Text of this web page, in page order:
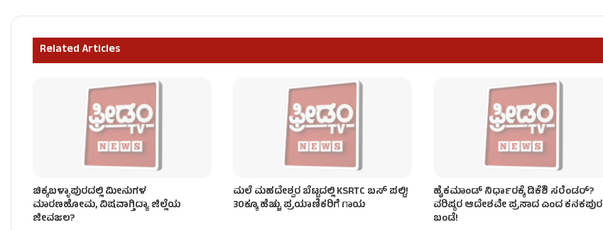
ಕಾಂಗ್ರೆಸ್‌ನಲ್ಲಿ ತ್ರಿಮೂರ್ತಿಗಳ ರಹಸ್ಯ ಸಮಾಲೋಚನೆ, ಬಿ.ಕೆ. ಹರಿಪ್ರಸಾದ್ ದಿಢೀರ್ ಆ್ಯಕ್ಟಿವ್!
ಸಿದ್ದು ಬಣದ ಸೀಕ್ರೆಟ್ ಸ್ಟ್ರಾಟರ್ಜಿ, ಕುರ್ಚಿ ಉಳಿಸಿಕೊಳ್ಳಲು ರಹಸ್ಯ ಕಾರ್ಯತಂತ್ರ!
Related Articles
ಚಿಕ್ಕಬಳ್ಳಾಪುರದಲ್ಲಿ ಮೀನುಗಳ
ಮಾರಣಹೋಮ, ವಿಷವಾಗ್ತಿದ್ಯಾ ಜಿಲ್ಲೆಯ
ಜೀವಜಲ?
ಮಲೆ ಮಹದೇಶ್ವರ ಬೆಟ್ಟದಲ್ಲಿ KSRTC ಬಸ್​​ ಪಲ್ಟಿ!
30ಕ್ಕೂ ಹೆಚ್ಚು ಪ್ರಯಾಣಿಕರಿಗೆ ಗಾಯ
ಹೈಕಮಾಂಡ್ ನಿರ್ಧಾರಕ್ಕೆ ಡಿಕೆಶಿ ಸರೆಂಡರ್?
ವರಿಷ್ಠರ ಆದೇಶವೇ ಪ್ರಸಾದ ಎಂದ ಕನಕಪುರ
ಬಂಡೆ!